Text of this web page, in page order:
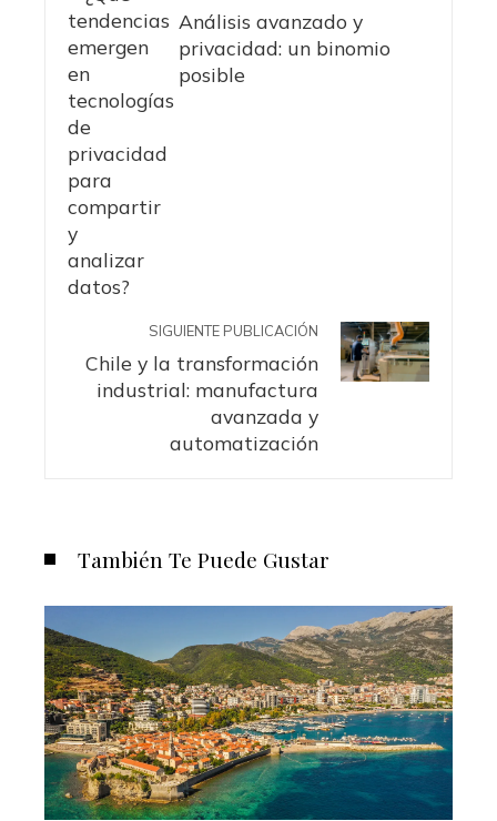
Análisis avanzado y
privacidad: un binomio
posible
SIGUIENTE PUBLICACIÓN
Chile y la transformación
industrial: manufactura
avanzada y
automatización
También Te Puede Gustar